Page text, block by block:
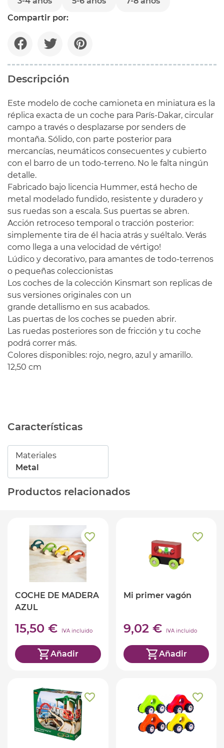
Compartir por:
Descripción
Este modelo de coche camioneta en miniatura es la
réplica exacta de un coche para París-Dakar, circular
campo a través o desplazarse por senders de
montaña. Sólido, con parte posterior para
mercancías, neumáticos consecuentes y cubierto
con el barro de un todo-terreno. No le falta ningún
detalle.
Fabricado bajo licencia Hummer, está hecho de
metal modelado fundido, resistente y duradero y
sus ruedas son a escala. Sus puertas se abren.
Acción retroceso temporal o tracción posterior:
simplemente tira de él hacia atrás y suéltalo. Verás
como llega a una velocidad de vértigo!
Lúdico y decorativo, para amantes de todo-terrenos
o pequeñas coleccionistas
Los coches de la colección Kinsmart son replicas de
sus versiones originales con un
grande detallismo en sus acabados.
Las puertas de los coches se pueden abrir.
Las ruedas posteriores son de fricción y tu coche
podrá correr más.
Colores disponibles: rojo, negro, azul y amarillo.
12,50 cm
Características
Materiales
Metal
Productos relacionados
COCHE DE MADERA
AZUL
15,50 € IVA incluido
Añadir
Mi primer vagón
9,02 € IVA incluido
Añadir